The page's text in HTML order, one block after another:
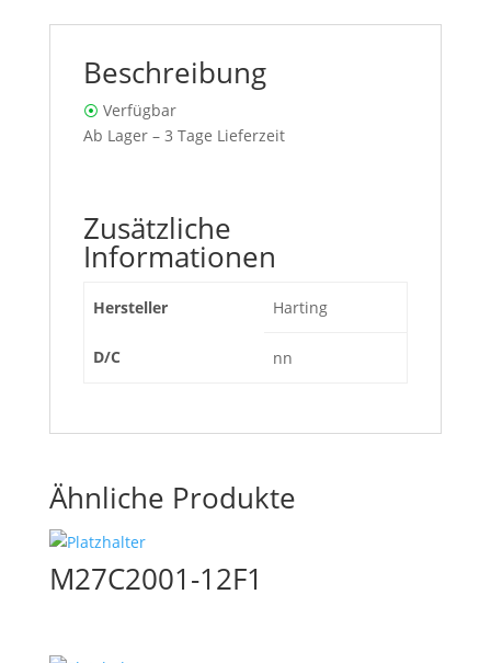
Beschreibung
⦿ Verfügbar
Ab Lager – 3 Tage Lieferzeit
Zusätzliche
Informationen
Hersteller Harting
D/C nn
Ähnliche Produkte
M27C2001-12F1